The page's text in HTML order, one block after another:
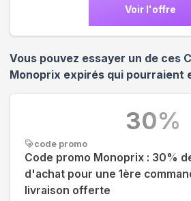
Voir l'offre
Vous pouvez essayer un de ces
Monoprix expirés qui pourraient
code promo
Code promo Monoprix : 30%
d'achat pour une 1ère
livraison offerte
30%